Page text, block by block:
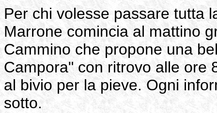
Per chi volesse passare tutta
Marrone comincia al mattino
Cammino che propone una
Campora" con ritrovo alle ore
al bivio per la pieve. Ogni
sotto.